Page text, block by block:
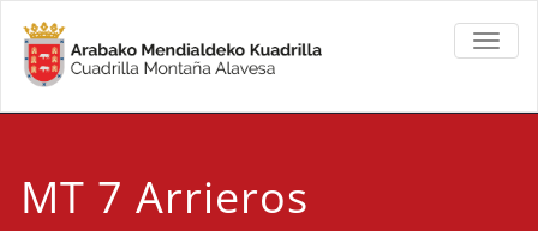
MT 7 Arrieros